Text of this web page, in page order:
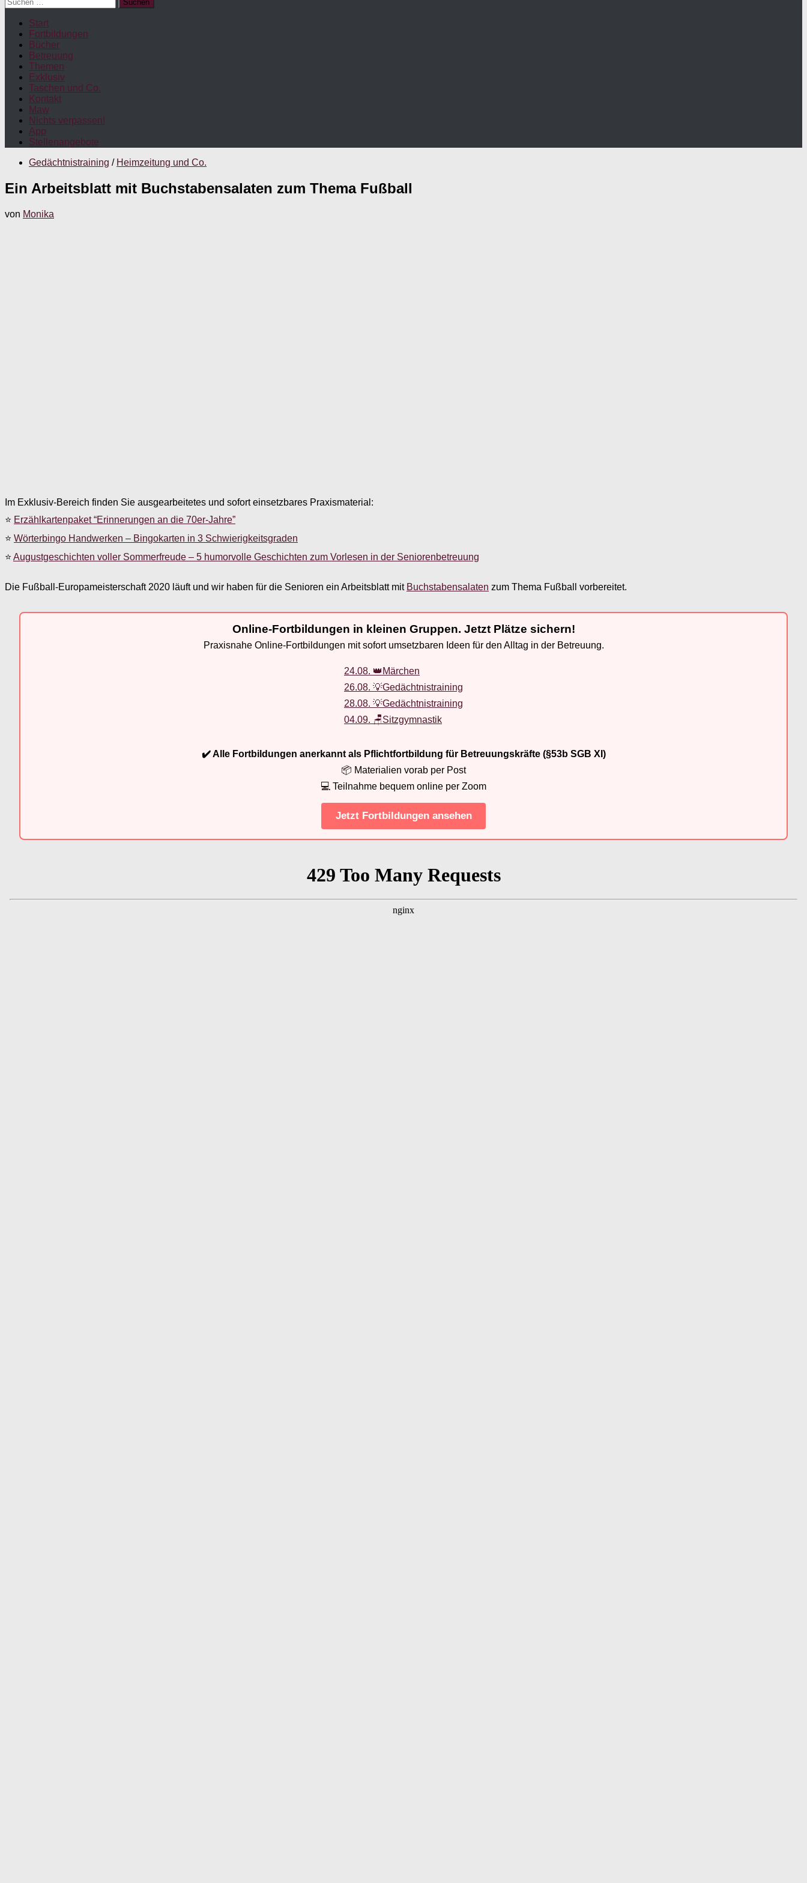
nach:
Start
Fortbildungen
Bücher
Betreuung
Themen
Exklusiv
Taschen und Co.
Kontakt
Maw
Nichts verpassen!
App
Stellenangebote
Gedächtnistraining / Heimzeitung und Co.
Ein Arbeitsblatt mit Buchstabensalaten zum Thema Fußball
von Monika
Im Exklusiv-Bereich finden Sie ausgearbeitetes und sofort einsetzbares Praxismaterial:
⭐ Erzählkartenpaket “Erinnerungen an die 70er-Jahre”
⭐ Wörterbingo Handwerken – Bingokarten in 3 Schwierigkeitsgraden
⭐ Augustgeschichten voller Sommerfreude – 5 humorvolle Geschichten zum Vorlesen in der Seniorenbetreuung
Die Fußball-Europameisterschaft 2020 läuft und wir haben für die Senioren ein Arbeitsblatt mit Buchstabensalaten zum Thema Fußball vorbereitet.
Online-Fortbildungen in kleinen Gruppen. Jetzt Plätze sichern!
Praxisnahe Online-Fortbildungen mit sofort umsetzbaren Ideen für den Alltag in der Betreuung.
24.08. 👑Märchen
26.08. 💡Gedächtnistraining
28.08. 💡Gedächtnistraining
04.09. 🪑Sitzgymnastik
✔️ Alle Fortbildungen anerkannt als Pflichtfortbildung für Betreuungskräfte (§53b SGB XI)
📦 Materialien vorab per Post
💻 Teilnahme bequem online per Zoom
Jetzt Fortbildungen ansehen